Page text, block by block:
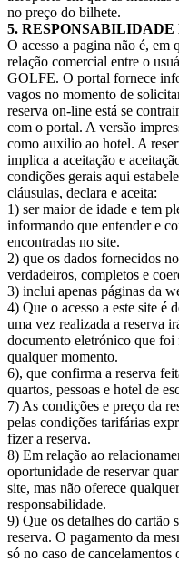
no preço do bilhete.
5. RESPONSABILIDADE
O acesso a pagina não é, em
relação comercial entre o
GOLFE. O portal fornece
vagos no momento de
reserva on-line está se
com o portal. A versão
como auxilio ao hotel. A
implica a aceitação e
condições gerais aqui
cláusulas, declara e aceita:
1) ser maior de idade e tem
informando que entender e
encontradas no site.
2) que os dados fornecidos
verdadeiros, completos e
3) inclui apenas páginas da
4) Que o acesso a este site é
uma vez realizada a reserva
documento eletrónico que foi
qualquer momento.
6), que confirma a reserva
quartos, pessoas e hotel de
7) As condições e preço da
pelas condições tarifárias
fizer a reserva.
8) Em relação ao
oportunidade de reservar
site, mas não oferece
responsabilidade.
9) Que os detalhes do cartão
reserva. O pagamento da
só no caso de